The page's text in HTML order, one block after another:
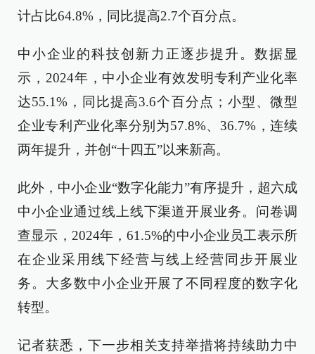
计占比64.8%，同比提高2.7个百分点。
中小企业的科技创新力正逐步提升。数据显
示，2024年，中小企业有效发明专利产业化率
达55.1%，同比提高3.6个百分点；小型、微型
企业专利产业化率分别为57.8%、36.7%，连续
两年提升，并创“十四五”以来新高。
此外，中小企业“数字化能力”有序提升，超六成
中小企业通过线上线下渠道开展业务。问卷调
查显示，2024年，61.5%的中小企业员工表示所
在企业采用线下经营与线上经营同步开展业
务。大多数中小企业开展了不同程度的数字化
转型。
记者获悉，下一步相关支持举措将持续助力中